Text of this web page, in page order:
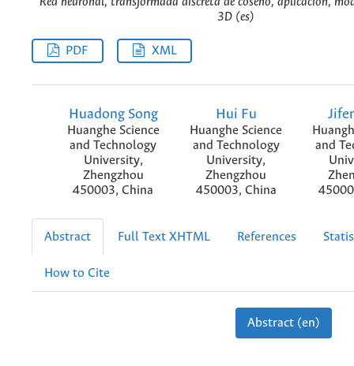
3D (es)
PDF XML
Huadong Song
Huanghe Science
and Technology
University,
Zhengzhou
450003, China
Hui Fu
Huanghe Science
and Technology
University,
Zhengzhou
450003, China
and
Abstract Full Text XHTML References
How to Cite
Abstract (en)